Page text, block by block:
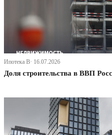
Ипотека В· 16.07.2026
Доля строительства в ВВП